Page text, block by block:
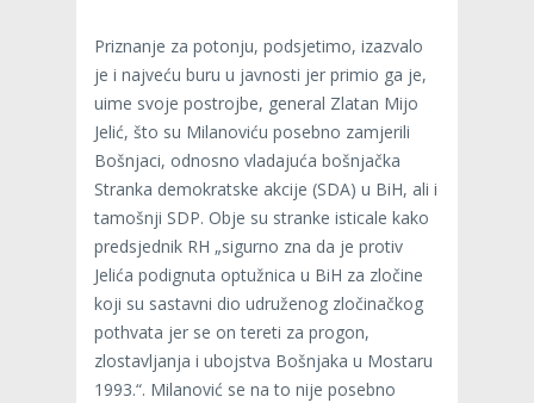
Priznanje za potonju, podsjetimo, izazvalo
je i najveću buru u javnosti jer primio ga je,
uime svoje postrojbe, general Zlatan Mijo
Jelić, što su Milanoviću posebno zamjerili
Bošnjaci, odnosno vladajuća bošnjačka
Stranka demokratske akcije (SDA) u BiH, ali i
tamošnji SDP. Obje su stranke isticale kako
predsjednik RH „sigurno zna da je protiv
Jelića podignuta optužnica u BiH za zločine
koji su sastavni dio udruženog zločinačkog
pothvata jer se on tereti za progon,
zlostavljanja i ubojstva Bošnjaka u Mostaru
1993.“. Milanović se na to nije posebno